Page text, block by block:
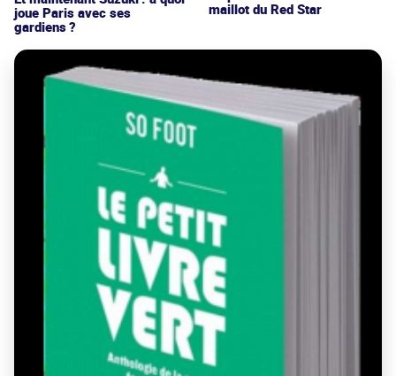
joue Paris avec ses
gardiens ?
maillot du Red Star